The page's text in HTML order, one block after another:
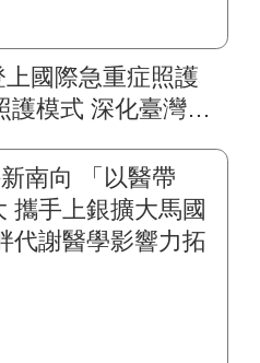
國際急重症照護
護模式 深化臺灣智